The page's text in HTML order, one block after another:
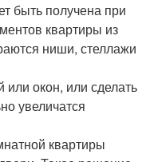
быть получена при
квартиры из
ниши, стеллажи
окон, или сделать
увеличатся
квартиры